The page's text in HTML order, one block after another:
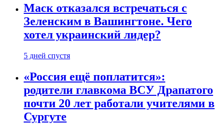
Маск отказался встречаться с
Зеленским в Вашингтоне. Чего
хотел украинский лидер?
5 дней спустя
«Россия ещё поплатится»:
родители главкома ВСУ Драпатого
почти 20 лет работали учителями в
Сургуте